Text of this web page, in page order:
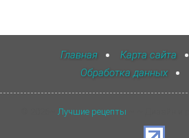
Главная Карта сайта
Обработка данных
Лучшие рецепты